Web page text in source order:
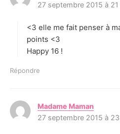
i
:
27 septembre 2015 à
<3 elle me fait penser à
points <3
Happy 16 !
Répondre
Madame Maman
i
27 septembre 2015 à